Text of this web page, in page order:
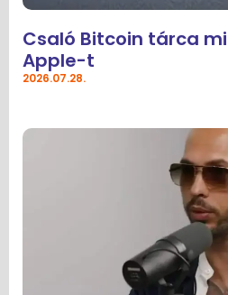
Csaló Bitcoin tárca
Apple-t
2026.07.28.